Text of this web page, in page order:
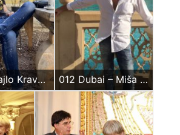
011 Miša Mihajlo Kravcev 012 Dubai – Miša Mihajlo Kravcev